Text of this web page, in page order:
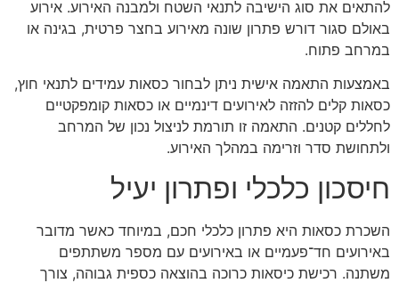
להתאים את סוג הישיבה לתנאי השטח ולמבנה האירוע. אירוע
באולם סגור דורש פתרון שונה מאירוע בחצר פרטית, בגינה או
במרחב פתוח.
באמצעות התאמה אישית ניתן לבחור כסאות עמידים לתנאי חוץ,
כסאות קלים להזזה לאירועים דינמיים או כסאות קומפקטיים
לחללים קטנים. התאמה זו תורמת לניצול נכון של המרחב
ולתחושת סדר וזרימה במהלך האירוע.
חיסכון כלכלי ופתרון יעיל
השכרת כסאות היא פתרון כלכלי חכם, במיוחד כאשר מדובר
באירועים חד־פעמיים או באירועים עם מספר משתתפים
משתנה. רכישת כיסאות כרוכה בהוצאה כספית גבוהה, צורך